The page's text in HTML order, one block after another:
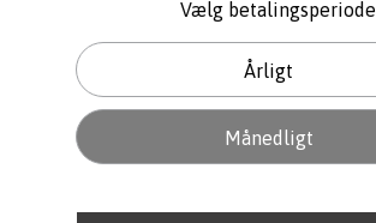
Vælg betalingsperiode
Årligt
Månedligt